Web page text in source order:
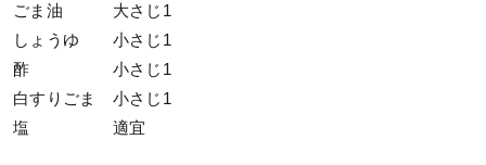
ごま油 大さじ1
しょうゆ 小さじ1
酢 小さじ1
白すりごま 小さじ1
塩 適宜